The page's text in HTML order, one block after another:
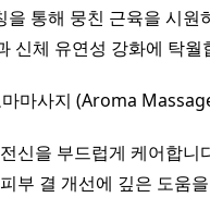
통해 뭉친 근육을 시원
신체 유연성 강화에 탁월
마사지 (Aroma
신을 부드럽게 케어합니
부 결 개선에 깊은 도움